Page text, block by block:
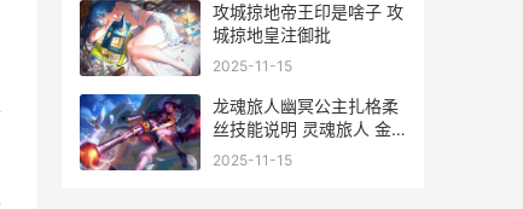
攻城掠地帝王印是啥子 攻
城掠地皇注御批
2025-11-15
龙魂旅人幽冥公主扎格柔
丝技能说明 灵魂旅人 金
龙
2025-11-15